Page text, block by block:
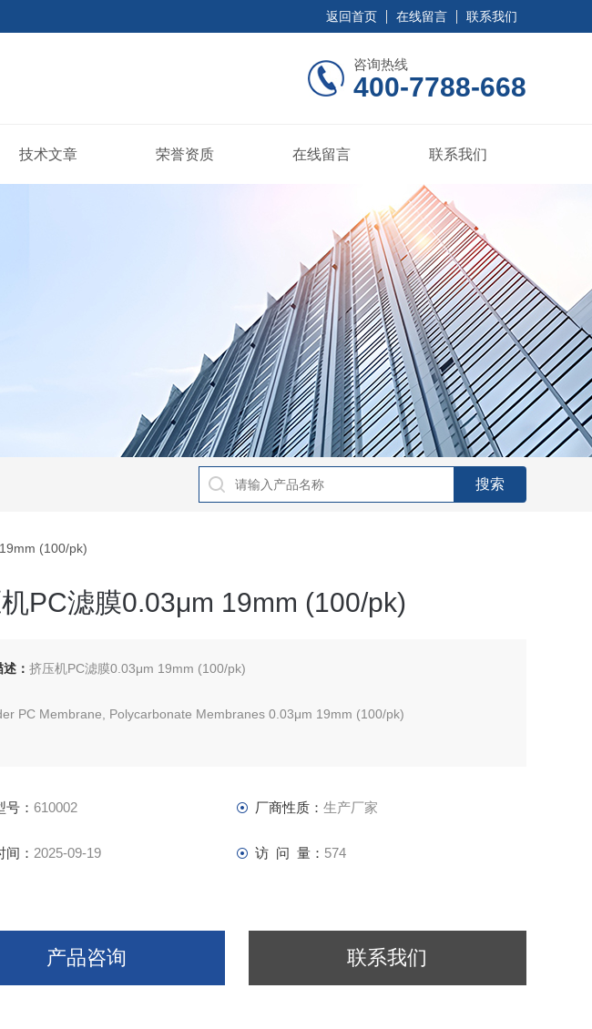
返回首页 在线留言 联系我们
咨询热线
400-7788-668
技术文章 荣誉资质 在线留言 联系我们
(100/pk)
PC滤膜0.03μm 19mm (100/pk)
： 挤压机PC滤膜0.03μm 19mm (100/pk)
PC Membrane, Polycarbonate Membranes 0.03μm 19mm (100/pk)
号： 610002 厂商性质： 生产厂家
间： 2025-09-19 访 问 量： 574
产品咨询 联系我们